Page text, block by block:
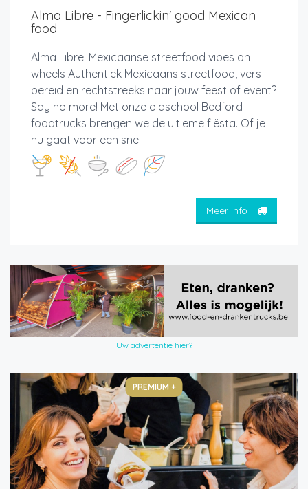
Alma Libre - Fingerlickin' good Mexican
food
Alma Libre: Mexicaanse streetfood vibes on
wheels Authentiek Mexicaans streetfood, vers
bereid en rechtstreeks naar jouw feest of event?
Say no more! Met onze oldschool Bedford
foodtrucks brengen we de ultieme fiësta. Of je
nu gaat voor een sne...
Meer info
Uw advertentie hier?
PREMIUM +